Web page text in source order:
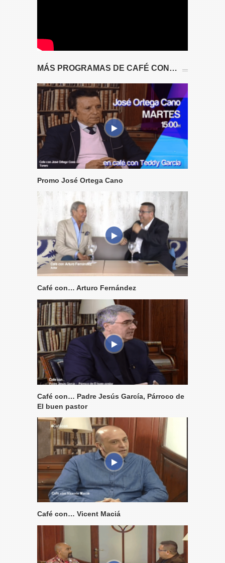
MÁS PROGRAMAS DE CAFÉ CON…
Promo José Ortega Cano
Café con… Arturo Fernández
Café con… Padre Jesús García, Párroco de
El buen pastor
Café con… Vicent Maciá